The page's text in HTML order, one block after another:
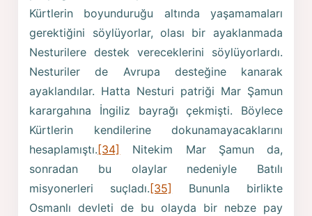
Kürtlerin boyunduruğu altında yaşamamaları
gerektiğini söylüyorlar, olası bir ayaklanmada
Nesturilere destek vereceklerini söylüyorlardı.
Nesturiler de Avrupa desteğine kanarak
ayaklandılar. Hatta Nesturi patriği Mar Şamun
karargahına İngiliz bayrağı çekmişti. Böylece
Kürtlerin kendilerine dokunamayacaklarını
hesaplamıştı. [34]
Nitekim Mar Şamun da,
sonradan bu olaylar nedeniyle Batılı
misyonerleri suçladı. [35]
Bununla birlikte
Osmanlı devleti de bu olayda bir nebze pay